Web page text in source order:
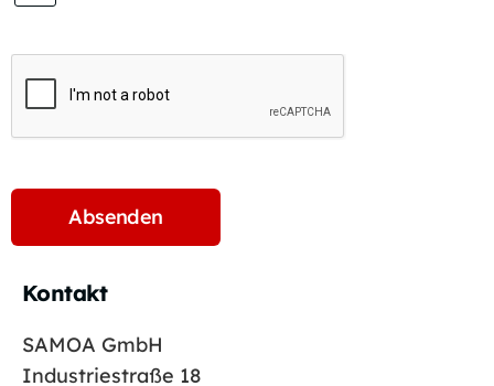
Kontakt
SAMOA GmbH
Industriestraße 18